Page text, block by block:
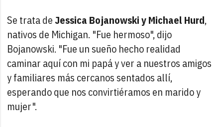
Se trata deJessica Bojanowski y Michael Hurd,
nativos de Michigan. "Fue hermoso", dijo
Bojanowski. "Fue un sueño hecho realidad
caminar aquí con mi papá y ver a nuestros amigos
y familiares más cercanos sentados allí,
esperando que nos convirtiéramos en marido y
mujer".